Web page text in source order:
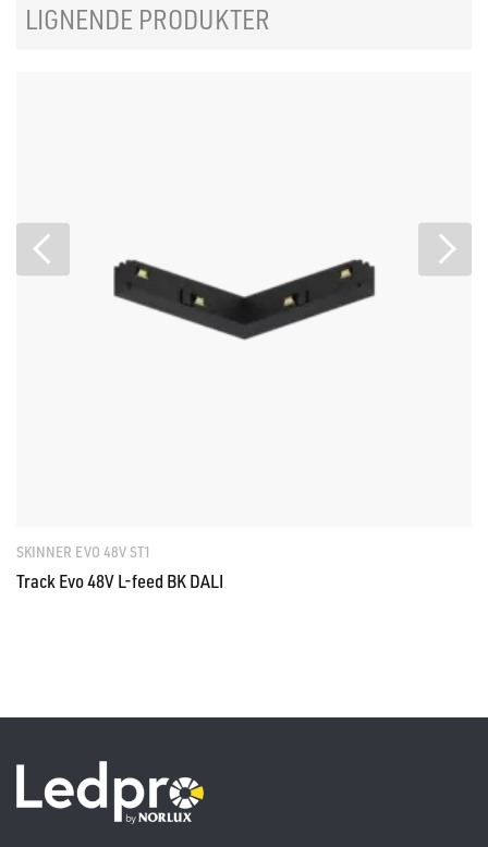
LIGNENDE PRODUKTER
SKINNER EVO 48V ST1
Track Evo 48V L-feed BK DALI